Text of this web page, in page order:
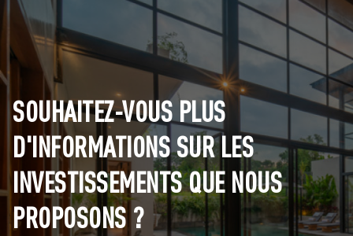
SOUHAITEZ-VOUS PLUS
D'INFORMATIONS SUR LES
INVESTISSEMENTS QUE NOUS
PROPOSONS ?